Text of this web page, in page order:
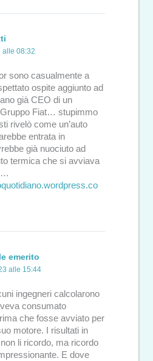
alle 08:32
sono casualmente a
ospite aggiunto ad
già CEO di un
Fiat… stupimmo
rivelò come un’auto
entrata in
già nuociuto ad
termica che si avviava
emerito
alle 15:44
ingegneri calcolarono
consumato
che fosse avviato per
motore. I risultati in
li ricordo, ma ricordo
E dove